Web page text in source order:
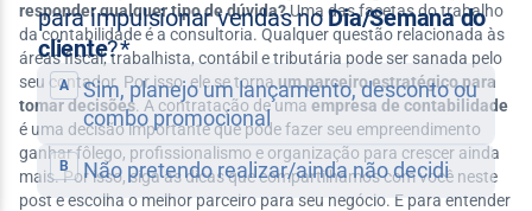
responder qualquer tipo de dúvida?Uma das facetas do trabalho
da contabilidade é a consultoria. Qualquer questão relacionada às
áreas fiscal, trabalhista, contábil e tributária pode ser sanada pelo
seu contador. Por isso, ele se tornaum parceiro estratégico para
tomar decisões . A contratação de uma empresa de contabilidade
é uma decisão importante que pode fazer seu empreendimento
ganhar fôlego, profissionalismo e organização para crescer ainda
mais. Por isso, siga as dicas que compartilhamos com você neste
post e escolha o melhor parceiro para seu negócio. E para entender